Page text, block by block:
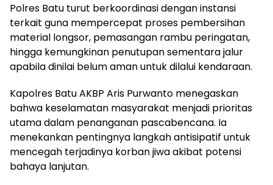
Polres Batu turut berkoordinasi dengan instansi
terkait guna mempercepat proses pembersihan
material longsor, pemasangan rambu peringatan,
hingga kemungkinan penutupan sementara jalur
apabila dinilai belum aman untuk dilalui kendaraan.
Kapolres Batu AKBP Aris Purwanto menegaskan
bahwa keselamatan masyarakat menjadi prioritas
utama dalam penanganan pascabencana. Ia
menekankan pentingnya langkah antisipatif untuk
mencegah terjadinya korban jiwa akibat potensi
bahaya lanjutan.